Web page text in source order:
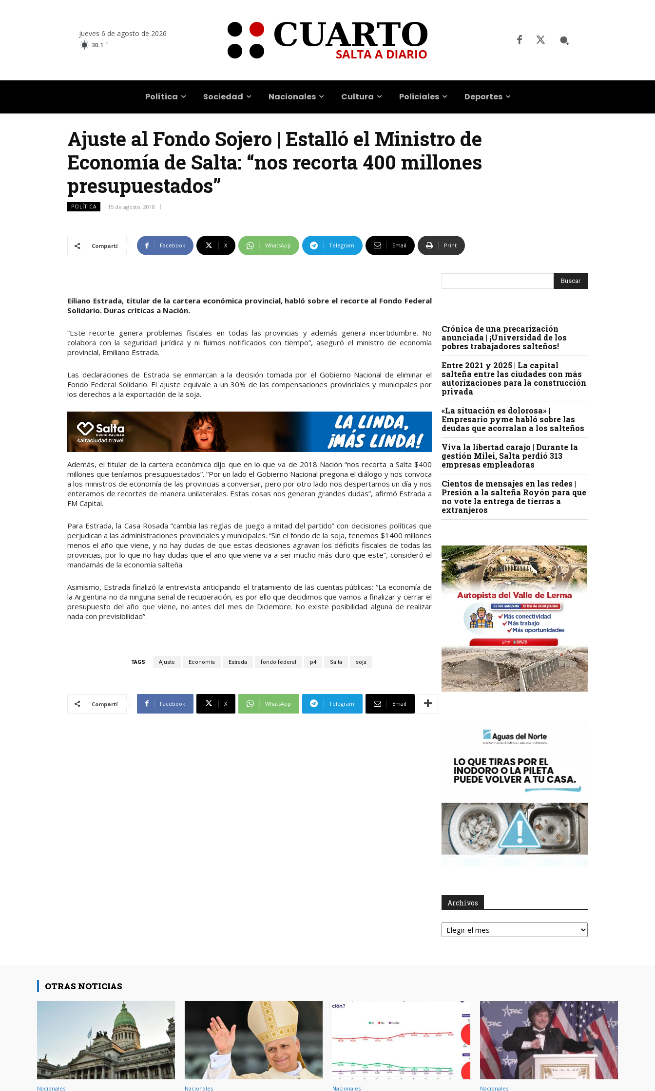
jueves 6 de agosto de 2026
30.1 C
Política Sociedad Nacionales Cultura Policiales Deportes
Ajuste al Fondo Sojero | Estalló el Ministro de
Economía de Salta: “nos recorta 400 millones
presupuestados”
POLÍTICA 15 de agosto, 2018
Compartí Facebook X WhatsApp Telegram Email Print
Eiliano Estrada, titular de la cartera económica provincial, habló sobre el recorte al Fondo Federal
Solidario. Duras críticas a Nación.
“Este recorte genera problemas fiscales en todas las provincias y además genera incertidumbre. No
colabora con la seguridad jurídica y ni fuimos notificados con tiempo”, aseguró el ministro de economía
provincial, Emiliano Estrada.
Las declaraciones de Estrada se enmarcan a la decisión tomada por el Gobierno Nacional de eliminar el
Fondo Federal Solidario. El ajuste equivale a un 30% de las compensaciones provinciales y municipales por
los derechos a la exportación de la soja.
Además, el titular de la cartera económica dijo que en lo que va de 2018 Nación “nos recorta a Salta $400
millones que teníamos presupuestados”. “Por un lado el Gobierno Nacional pregona el diálogo y nos convoca
a los ministros de economía de las provincias a conversar, pero por otro lado nos despertamos un día y nos
enteramos de recortes de manera unilaterales. Estas cosas nos generan grandes dudas”, afirmó Estrada a
FM Capital.
Para Estrada, la Casa Rosada “cambia las reglas de juego a mitad del partido” con decisiones políticas que
perjudican a las administraciones provinciales y municipales. “Sin el fondo de la soja, tenemos $1400 millones
menos el año que viene, y no hay dudas de que estas decisiones agravan los déficits fiscales de todas las
provincias, por lo que no hay dudas que el año que viene va a ser mucho más duro que este”, consideró el
mandamás de la economía salteña.
Asimismo, Estrada finalizó la entrevista anticipando el tratamiento de las cuentas públicas: “La economía de
la Argentina no da ninguna señal de recuperación, es por ello que decidimos que vamos a finalizar y cerrar el
presupuesto del año que viene, no antes del mes de Diciembre. No existe posibilidad alguna de realizar
nada con previsibilidad”.
TAGS Ajuste Economía Estrada fondo federal p4 Salta soja
Compartí Facebook X WhatsApp Telegram Email
Crónica de una precarización
anunciada | ¡Universidad de los
pobres trabajadores salteños!
Entre 2021 y 2025 | La capital
salteña entre las ciudades con más
autorizaciones para la construcción
privada
«La situación es dolorosa» |
Empresario pyme habló sobre las
deudas que acorralan a los salteños
Viva la libertad carajo | Durante la
gestión Milei, Salta perdió 313
empresas empleadoras
Cientos de mensajes en las redes |
Presión a la salteña Royón para que
no vote la entrega de tierras a
extranjeros
Archivos
Archivos
OTRAS NOTICIAS
Nacionales Nacionales Nacionales Nacionales